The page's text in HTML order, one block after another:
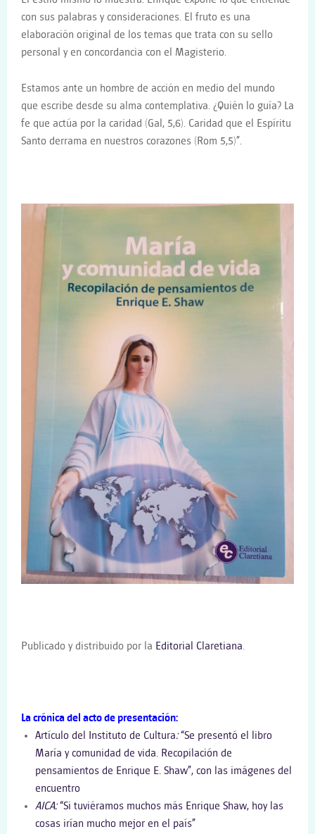
con sus palabras y consideraciones. El fruto es una
elaboración original de los temas que trata con su sello
personal y en concordancia con el Magisterio.
Estamos ante un hombre de acción en medio del mundo
que escribe desde su alma contemplativa. ¿Quién lo guía? La
fe que actúa por la caridad (Gal, 5,6). Caridad que el Espíritu
Santo derrama en nuestros corazones (Rom 5,5)”.
Publicado y distribuido por la Editorial Claretiana.
La crónica del acto de presentación:
Artículo del Instituto de Cultura:“Se presentó el libro
María y comunidad de vida. Recopilación de
pensamientos de Enrique E. Shaw”, con las imágenes del
encuentro
AICA:“Si tuviéramos muchos más Enrique Shaw, hoy las
cosas irían mucho mejor en el país”